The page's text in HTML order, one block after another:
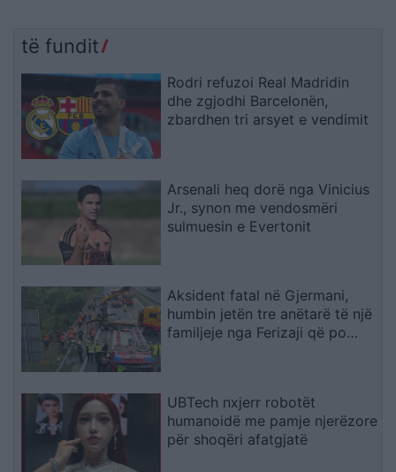
të fundit
Rodri refuzoi Real Madridin
dhe zgjodhi Barcelonën,
zbardhen tri arsyet e vendimit
Arsenali heq dorë nga Vinicius
Jr., synon me vendosmëri
sulmuesin e Evertonit
Aksident fatal në Gjermani,
humbin jetën tre anëtarë të një
familjeje nga Ferizaji që po
UBTech nxjerr robotët
humanoidë me pamje njerëzore
për shoqëri afatgjatë